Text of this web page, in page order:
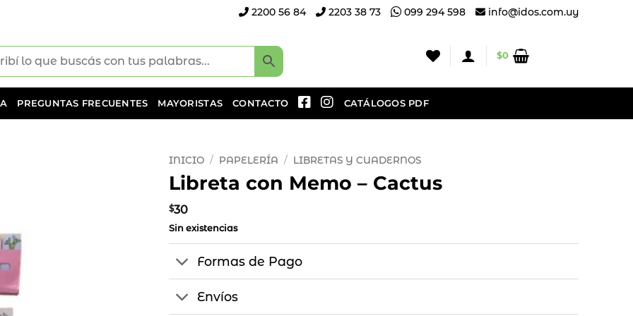
2200 56 84 2203 38 73 099 294 598 info@idos.com.uy
$0
PREGUNTAS FRECUENTES MAYORISTAS CONTACTO CATÁLOGOS PDF
INICIO / PAPELERÍA / LIBRETAS Y CUADERNOS
Libreta con Memo – Cactus
$30
Sin existencias
Formas de Pago
Envíos